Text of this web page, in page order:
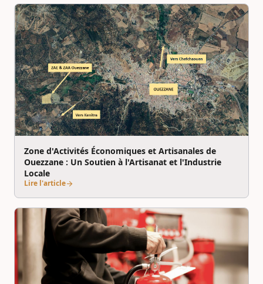
Zone d'Activités Économiques et Artisanales de
Ouezzane : Un Soutien à l'Artisanat et l'Industrie
Locale
Lire l'articlearrow_forward